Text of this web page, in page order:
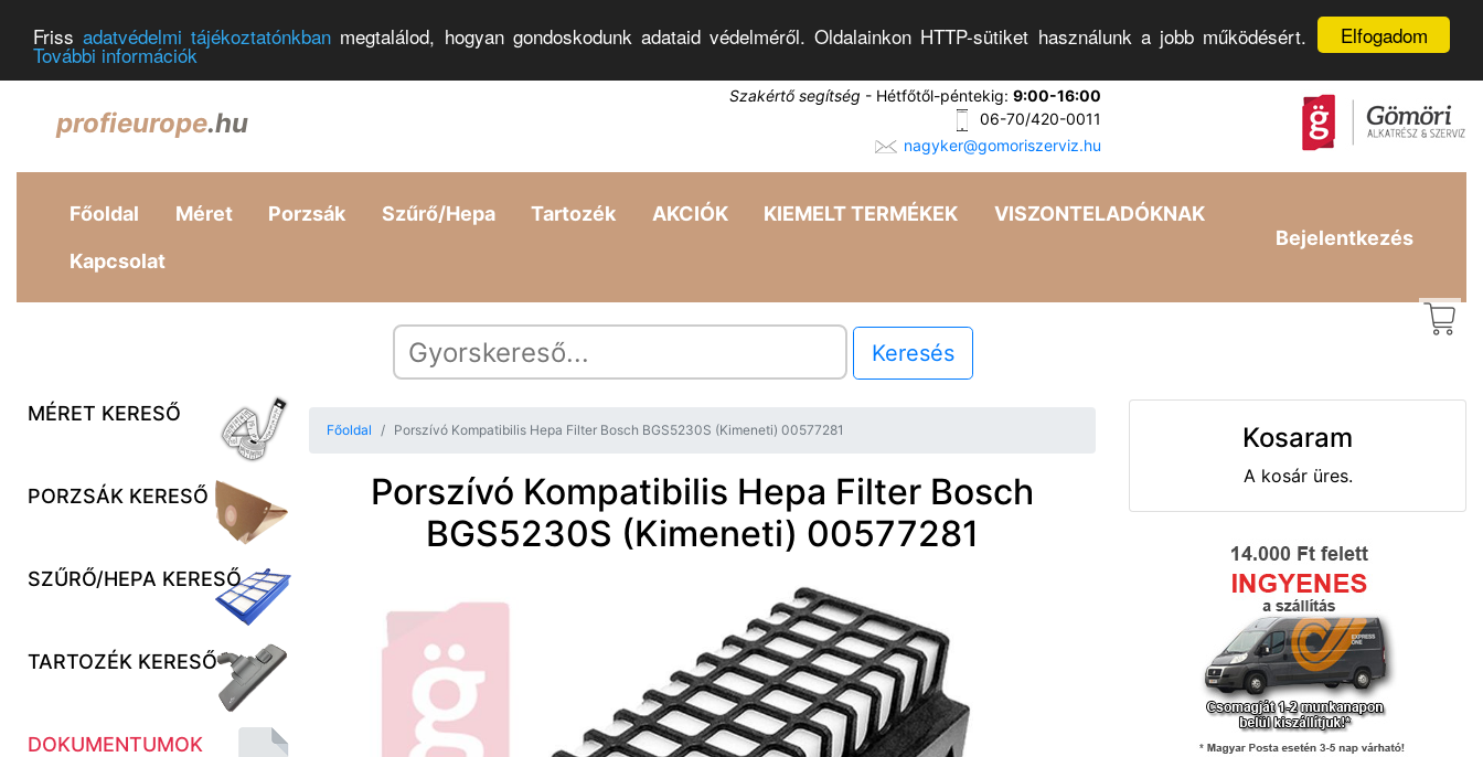
Elfogadom
Frissadatvédelmi tájékoztatónkban megtalálod, hogyan gondoskodunk adataid védelméről. Oldalainkon HTTP-sütiket használunk a jobb működésért.
További információk
profieurope.hu
Szakértő segítség - Hétfőtől-péntekig: 9:00-16:00
06-70/420-0011
nagyker@gomoriszerviz.hu
Főoldal Méret Porzsák Szűrő/Hepa Tartozék AKCIÓK KIEMELT TERMÉKEK VISZONTELADÓKNAK
Kapcsolat
Bejelentkezés
Keresés
MÉRET KERESŐ
PORZSÁK KERESŐ
SZŰRŐ/HEPA KERESŐ
TARTOZÉK KERESŐ
DOKUMENTUMOK
Főoldal Porszívó Kompatibilis Hepa Filter Bosch BGS5230S (Kimeneti) 00577281
Porszívó Kompatibilis Hepa Filter Bosch
BGS5230S (Kimeneti) 00577281
Kosaram
A kosár üres.